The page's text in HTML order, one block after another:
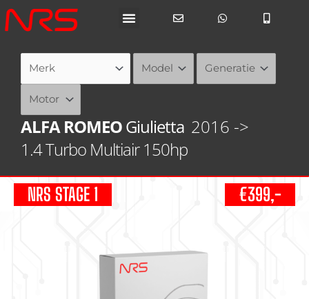
Ga
naar
ALFA ROMEOGiulietta 2016 ->
1.4 Turbo Multiair 150hp
NRS STAGE 1 €399,-